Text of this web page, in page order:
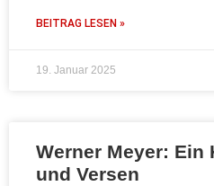
BEITRAG LESEN »
19. Januar 2025
Werner Meyer: Ein
und Versen